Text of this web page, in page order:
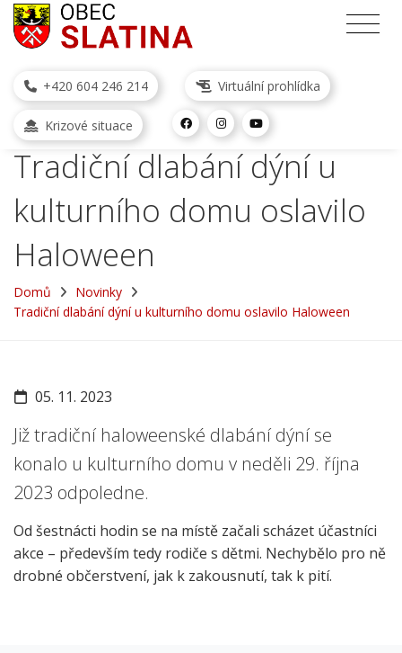
+420 604 246 214 Virtuální prohlídka
Krizové situace
Tradiční dlabání dýní u
kulturního domu oslavilo
Haloween
Domů
Novinky
Tradiční dlabání dýní u kulturního domu oslavilo Haloween
05. 11. 2023
Již tradiční haloweenské dlabání dýní se
konalo u kulturního domu v neděli 29. října
2023 odpoledne.
Od šestnácti hodin se na místě začali scházet účastníci
akce – především tedy rodiče s dětmi. Nechybělo pro ně
drobné občerstvení, jak k zakousnutí, tak k pití.